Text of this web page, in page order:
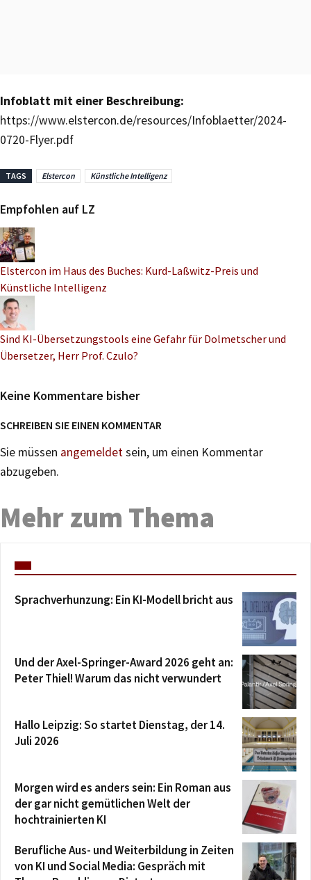
Infoblatt mit einer Beschreibung:
https://www.elstercon.de/resources/Infoblaetter/2024-
0720-Flyer.pdf
TAGS Elstercon Künstliche Intelligenz
Empfohlen auf LZ
Elstercon im Haus des Buches: Kurd-Laßwitz-Preis und
Künstliche Intelligenz
Sind KI-Übersetzungstools eine Gefahr für Dolmetscher und
Übersetzer, Herr Prof. Czulo?
Keine Kommentare bisher
SCHREIBEN SIE EINEN KOMMENTAR
Sie müssen angemeldetsein, um einen Kommentar
abzugeben.
Mehr zum Thema
Sprachverhunzung: Ein KI-Modell bricht aus
Und der Axel-Springer-Award 2026 geht an:
Peter Thiel! Warum das nicht verwundert
Hallo Leipzig: So startet Dienstag, der 14.
Juli 2026
Morgen wird es anders sein: Ein Roman aus
der gar nicht gemütlichen Welt der
hochtrainierten KI
Berufliche Aus- und Weiterbildung in Zeiten
von KI und Social Media: Gespräch mit